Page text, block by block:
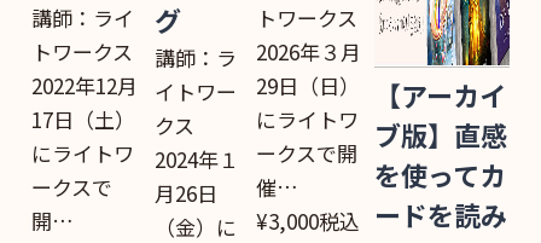
講師：ライ
トワークス
2022年12月
17日（土）
にライトワ
ークスで
開…
グ
講師：ラ
イトワー
クス
2024年１
月26日
（金）に
トワークス
2026年３月
29日（日）
にライトワ
ークスで開
催…
¥3,000税込
【アーカイ
ブ版】直感
を使ってカ
ードを読み